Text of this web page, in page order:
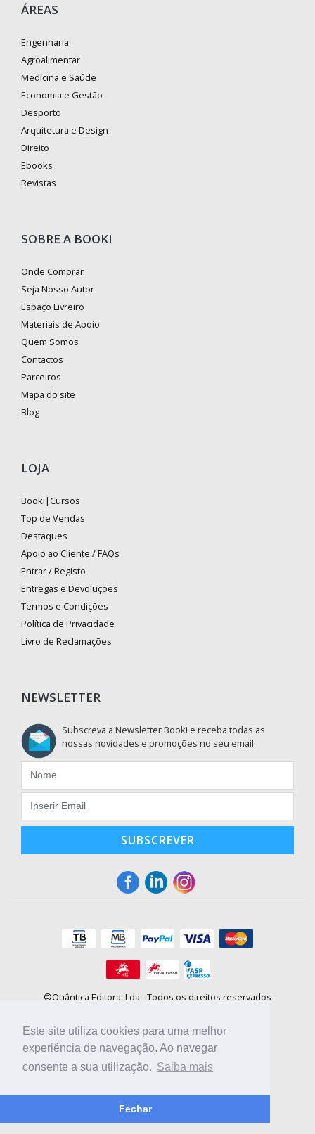
Este site utiliza cookies para uma melhor
experiência de navegação. Ao navegar
consente a sua utilização. Saiba mais
Fechar
ÁREAS
Engenharia
Agroalimentar
Medicina e Saúde
Economia e Gestão
Desporto
Arquitetura e Design
Direito
Ebooks
Revistas
SOBRE A BOOKI
Onde Comprar
Seja Nosso Autor
Espaço Livreiro
Materiais de Apoio
Quem Somos
Contactos
Parceiros
Mapa do site
Blog
LOJA
Booki|Cursos
Top de Vendas
Destaques
Apoio ao Cliente / FAQs
Entrar / Registo
Entregas e Devoluções
Termos e Condições
Política de Privacidade
Livro de Reclamações
NEWSLETTER
Subscreva a Newsletter Booki e receba todas as
nossas novidades e promoções no seu email.
SUBSCREVER
©Quântica Editora, Lda - Todos os direitos reservados
E-mail: info@booki.pt
Tel.: +351 220 104 872(custo de chamada para a rede fixa